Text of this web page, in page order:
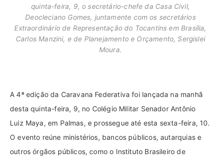
quinta-feira, 9, o secretário-chefe da Casa Civil,
Deocleciano Gomes, juntamente com os secretários
Extraordinário de Representação do Tocantins em Brasília,
Carlos Manzini, e de Planejamento e Orçamento, Sergislei
Moura.
A 4ª edição da Caravana Federativa foi lançada na manhã
desta quinta-feira, 9, no Colégio Militar Senador Antônio
Luiz Maya, em Palmas, e prossegue até esta sexta-feira, 10.
O evento reúne ministérios, bancos públicos, autarquias e
outros órgãos públicos, como o Instituto Brasileiro de